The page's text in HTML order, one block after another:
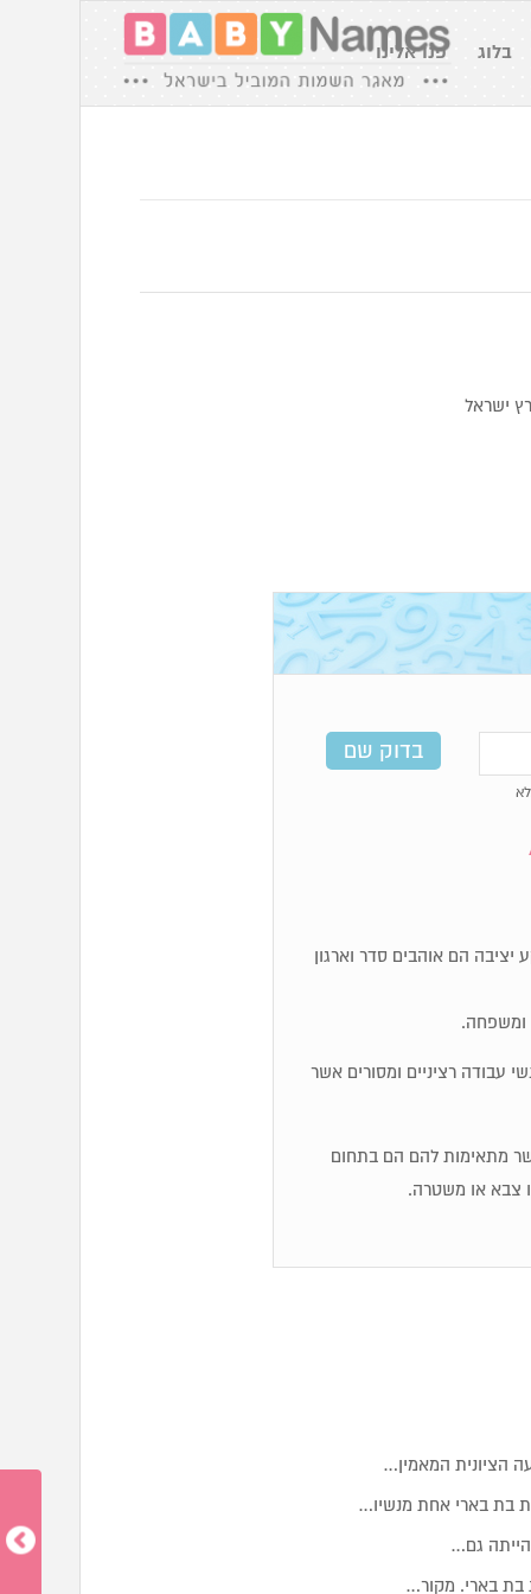
בלוג פנו אלינו
ישראל
מאוד מעשיים. מספרי 4 זקוקים לקרקע יציבה הם אוהבים סדר וארגון
ומשפחה.
עבודה רציניים ומסורים אשר
מתאימות להם הם בתחום
צבא או משטרה.
הציונית המאמין…
בת בארי אחת מנשיו…
הייתה גם…
בת בארי. מקור…